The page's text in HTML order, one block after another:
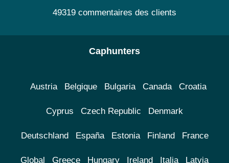
49319 commentaires des clients
Caphunters
Austria Belgique Bulgaria Canada Croatia
Cyprus Czech Republic Denmark
Deutschland España Estonia Finland France
Global Greece Hungary Ireland Italia Latvia